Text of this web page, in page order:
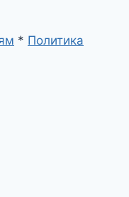
* Политика